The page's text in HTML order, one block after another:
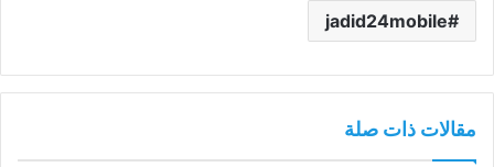
jadid24mobile
مقالات ذات صلة